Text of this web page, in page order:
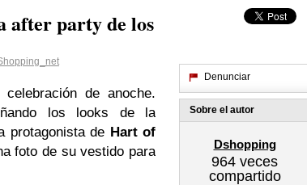
after party de los
de anoche.
los looks de la
protagonista de Hart of
foto de su vestido para
Denunciar
Sobre el autor
Dshopping
964 veces
compartido